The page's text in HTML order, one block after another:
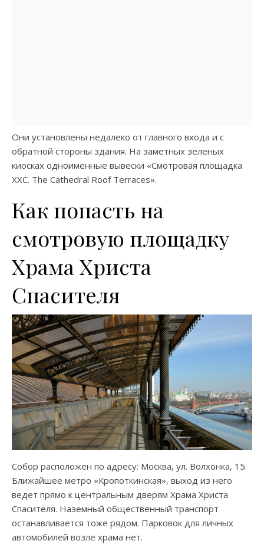
Они установлены недалеко от главного входа и с
обратной стороны здания. На заметных зеленых
киосках одноименные вывески «Смотровая площадка
ХХС. The Cathedral Roof Terraces».
Как попасть на
смотровую площадку
Храма Христа
Спасителя
Собор расположен по адресу: Москва, ул. Волхонка, 15.
Ближайшее метро «Кропоткинская», выход из него
ведет прямо к центральным дверям Храма Христа
Спасителя. Наземный общественный транспорт
останавливается тоже рядом. Парковок для личных
автомобилей возле храма нет.